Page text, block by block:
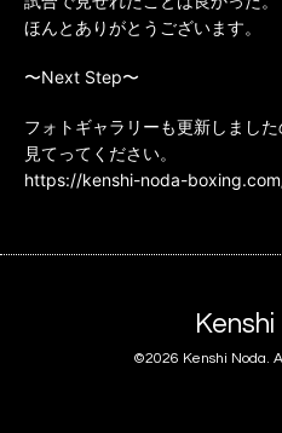
ほんとありがとうございます。
〜Next Step〜
フォトギャラリーも更新しまし
見てってください。
https://kenshi-noda-
©2026 Kenshi Noda.